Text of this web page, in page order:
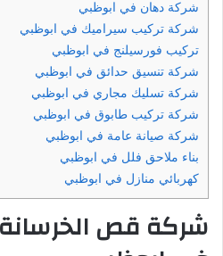
شركة دهان في ابوظبي
شركة تركيب سيراميك في ابوظبي
تركيب فورسيلنج في ابوظبي
شركة تنسيق حدائق في ابوظبي
شركة تسليك مجاري في ابوظبي
شركة تركيب طابوق في ابوظبي
شركة صيانة عامة في ابوظبي
بناء ملاحق فلل في ابوظبي
كهربائي منازل في ابوظبي
شركة قص